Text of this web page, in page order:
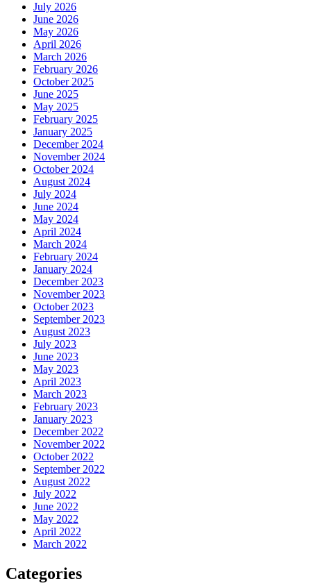
July 2026
June 2026
May 2026
April 2026
March 2026
February 2026
October 2025
June 2025
May 2025
February 2025
January 2025
December 2024
November 2024
October 2024
August 2024
July 2024
June 2024
May 2024
April 2024
March 2024
February 2024
January 2024
December 2023
November 2023
October 2023
September 2023
August 2023
July 2023
June 2023
May 2023
April 2023
March 2023
February 2023
January 2023
December 2022
November 2022
October 2022
September 2022
August 2022
July 2022
June 2022
May 2022
April 2022
March 2022
Categories